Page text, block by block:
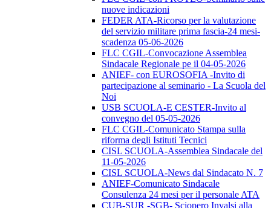
nuove indicazioni
FEDER ATA-Ricorso per la valutazione
del servizio militare prima fascia-24 mesi-
scadenza 05-06-2026
FLC CGIL-Convocazione Assemblea
Sindacale Regionale pe il 04-05-2026
ANIEF- con EUROSOFIA -Invito di
partecipazione al seminario - La Scuola del
Noi
USB SCUOLA-E CESTER-Invito al
convegno del 05-05-2026
FLC CGIL-Comunicato Stampa sulla
riforma degli Istituti Tecnici
CISL SCUOLA-Assemblea Sindacale del
11-05-2026
CISL SCUOLA-News dal Sindacato N. 7
ANIEF-Comunicato Sindacale
Consulenza 24 mesi per il personale ATA
CUB-SUR -SGB- Sciopero Invalsi alla